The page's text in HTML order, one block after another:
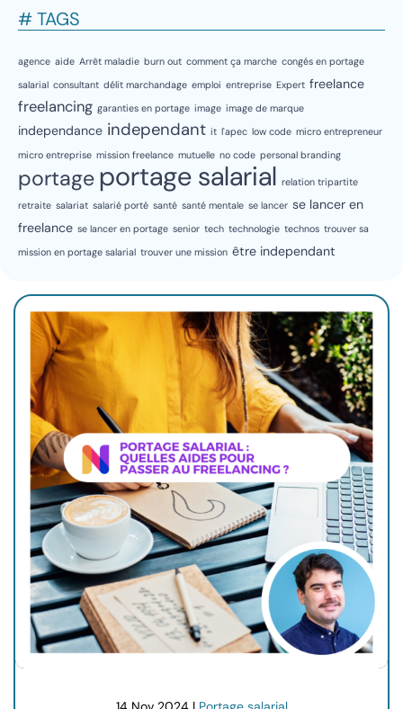
# TAGS
agence aide Arrêt maladie burn out comment ça marche congés en portage
salarial consultant délit marchandage emploi entreprise Expert freelance
freelancing garanties en portage image image de marque
independance independant it l'apec low code micro entrepreneur
micro entreprise mission freelance mutuelle no code personal branding
portage portage salarial relation tripartite
retraite salariat salarié porté santé santé mentale se lancer se lancer en
freelance se lancer en portage senior tech technologie technos trouver sa
mission en portage salarial trouver une mission être independant